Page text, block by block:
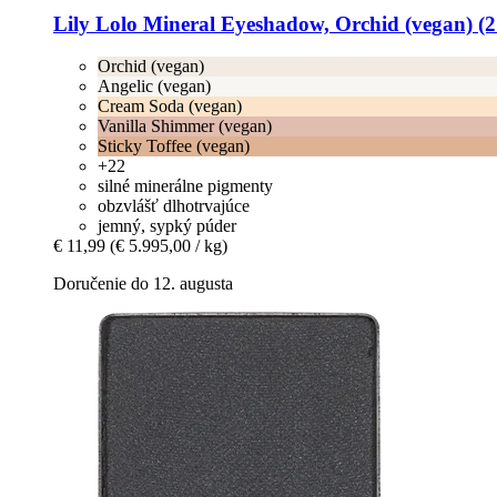
Lily Lolo Mineral Eyeshadow, Orchid (vegan)
Orchid (vegan)
Angelic (vegan)
Cream Soda (vegan)
Vanilla Shimmer (vegan)
Sticky Toffee (vegan)
+22
silné minerálne pigmenty
obzvlášť dlhotrvajúce
jemný, sypký púder
€ 11,99 (€ 5.995,00 / kg)
Doručenie do 12. augusta